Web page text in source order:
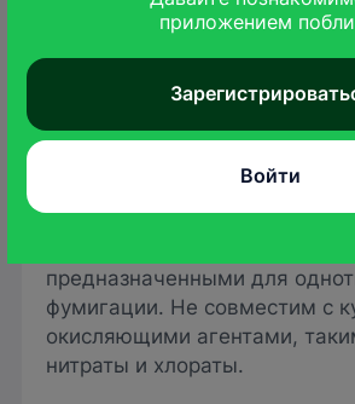
Совместимость
Препарат совместим с
предназначенными для
фумигации. Не совместим с
окисляющими агентами,
нитраты и хлораты.
приложением
Войти